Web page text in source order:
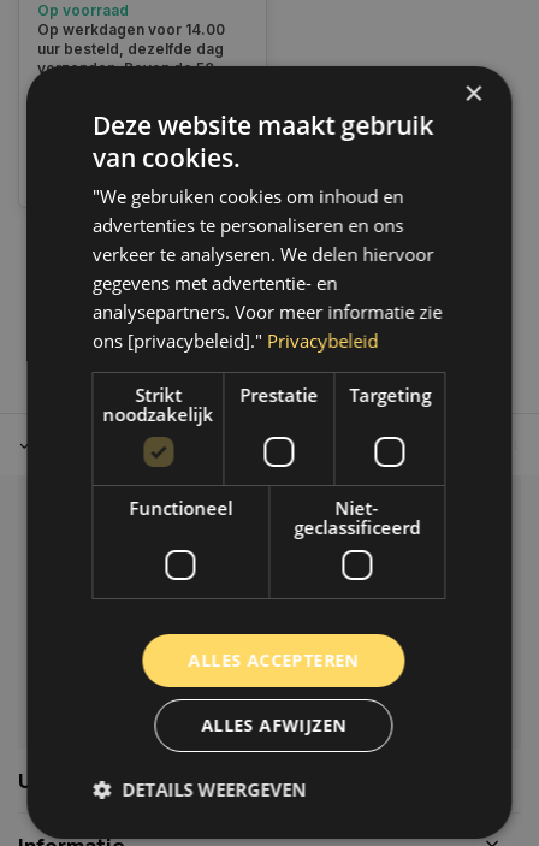
2114-12175
Op voorraad
Op werkdagen voor 14.00
uur besteld, dezelfde dag
verzonden. Boven de 50,-
€22,25
Tot 30 dagen retour sturen. Op werkdagen voor 14.00 uur
Veelgestelde vragen
06-39119169
Usefull links
×
Deze website maakt gebruik
van cookies.
"We gebruiken cookies om inhoud en
advertenties te personaliseren en ons
verkeer te analyseren. We delen hiervoor
gegevens met advertentie- en
analysepartners. Voor meer informatie zie
ons [privacybeleid]." Privacybeleid
Strikt
noodzakelijk
Prestatie Targeting
Functioneel
Niet-
geclassificeerd
ALLES ACCEPTEREN
ALLES AFWIJZEN
DETAILS WEERGEVEN